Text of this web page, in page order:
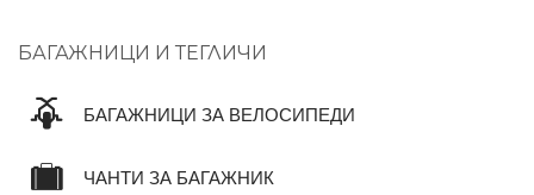
БАГАЖНИЦИ И ТЕГЛИЧИ
БАГАЖНИЦИ ЗА ВЕЛОСИПЕДИ
ЧАНТИ ЗА БАГАЖНИК